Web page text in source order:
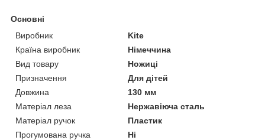
Основні
Виробник
Kite
Країна виробник
Німеччина
Вид товару
Ножиці
Призначення
Для дітей
Довжина
130 мм
Матеріал леза
Нержавіюча сталь
Матеріал ручок
Пластик
Прогумована ручка
Ні